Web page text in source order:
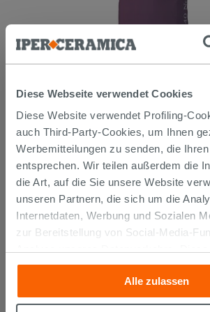
Diese Webseite verwendet Cookies
Diese Website verwendet Profiling-
auch Third-Party-Cookies, um Ihnen
Werbemitteilungen zu senden, die
entsprechen. Wir teilen außerdem die
die Art, auf die Sie unsere Website
unseren Partnern, die sich um die
Internetdaten, Werbung und Sozialen
zur Bereitstellung von Social-Media-
anderen Informationen, die Sie ihnen
die sie aufgrund Ihrer Verwendung ihrer
gesammelt haben, kombinieren. Falls
Alle zulassen
Kerakoll H40 No Limits
26,99 € /STK.
IN DEN WARENKORB